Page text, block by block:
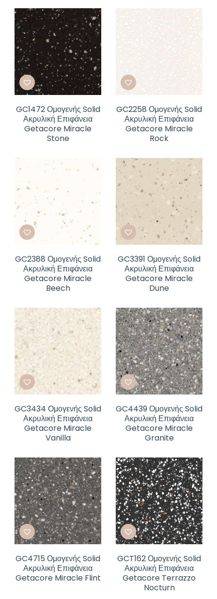
GC1472 Ομογενής Solid
Ακρυλική Επιφάνεια
Getacore Miracle
Stone
GC2258 Ομογενής Solid
Ακρυλική Επιφάνεια
Getacore Miracle
Rock
GC2388 Ομογενής Solid
Ακρυλική Επιφάνεια
Getacore Miracle
Beech
GC3391 Ομογενής Solid
Ακρυλική Επιφάνεια
Getacore Miracle
Dune
GC3434 Ομογενής Solid
Ακρυλική Επιφάνεια
Getacore Miracle
Vanilla
GC4439 Ομογενής Solid
Ακρυλική Επιφάνεια
Getacore Miracle
Granite
GC4715 Ομογενής Solid
Ακρυλική Επιφάνεια
Getacore Miracle Flint
GCT162 Ομογενής Solid
Ακρυλική Επιφάνεια
Getacore Terrazzo
Nocturn